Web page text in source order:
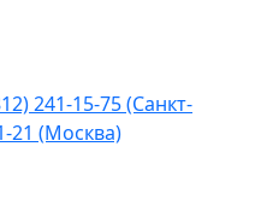
241-15-75 (Санкт-
21 (Москва)